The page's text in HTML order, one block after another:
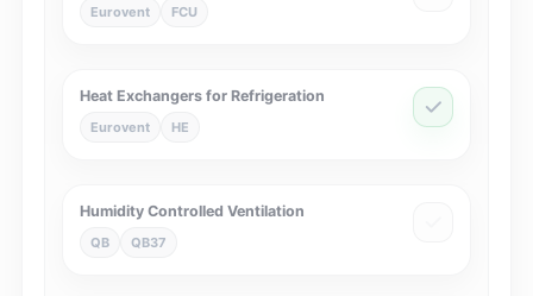
Eurovent FCU
Heat Exchangers for Refrigeration
Eurovent HE
Humidity Controlled Ventilation
QB QB37